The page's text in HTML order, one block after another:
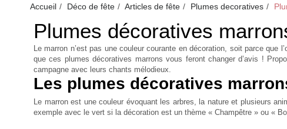
Accueil Déco de fête Articles de fête Plumes decoratives
Plumes décoratives
Le marron n’est pas une couleur courante en décoration, soit parce
que ces plumes décoratives marrons vous feront changer d’avis !
campagne avec leurs chants mélodieux.
Les plumes décoratives
Le marron est une couleur évoquant les arbres, la nature et plusieurs
exemple avec le vert si la décoration est un thème « Champêtre » ou «